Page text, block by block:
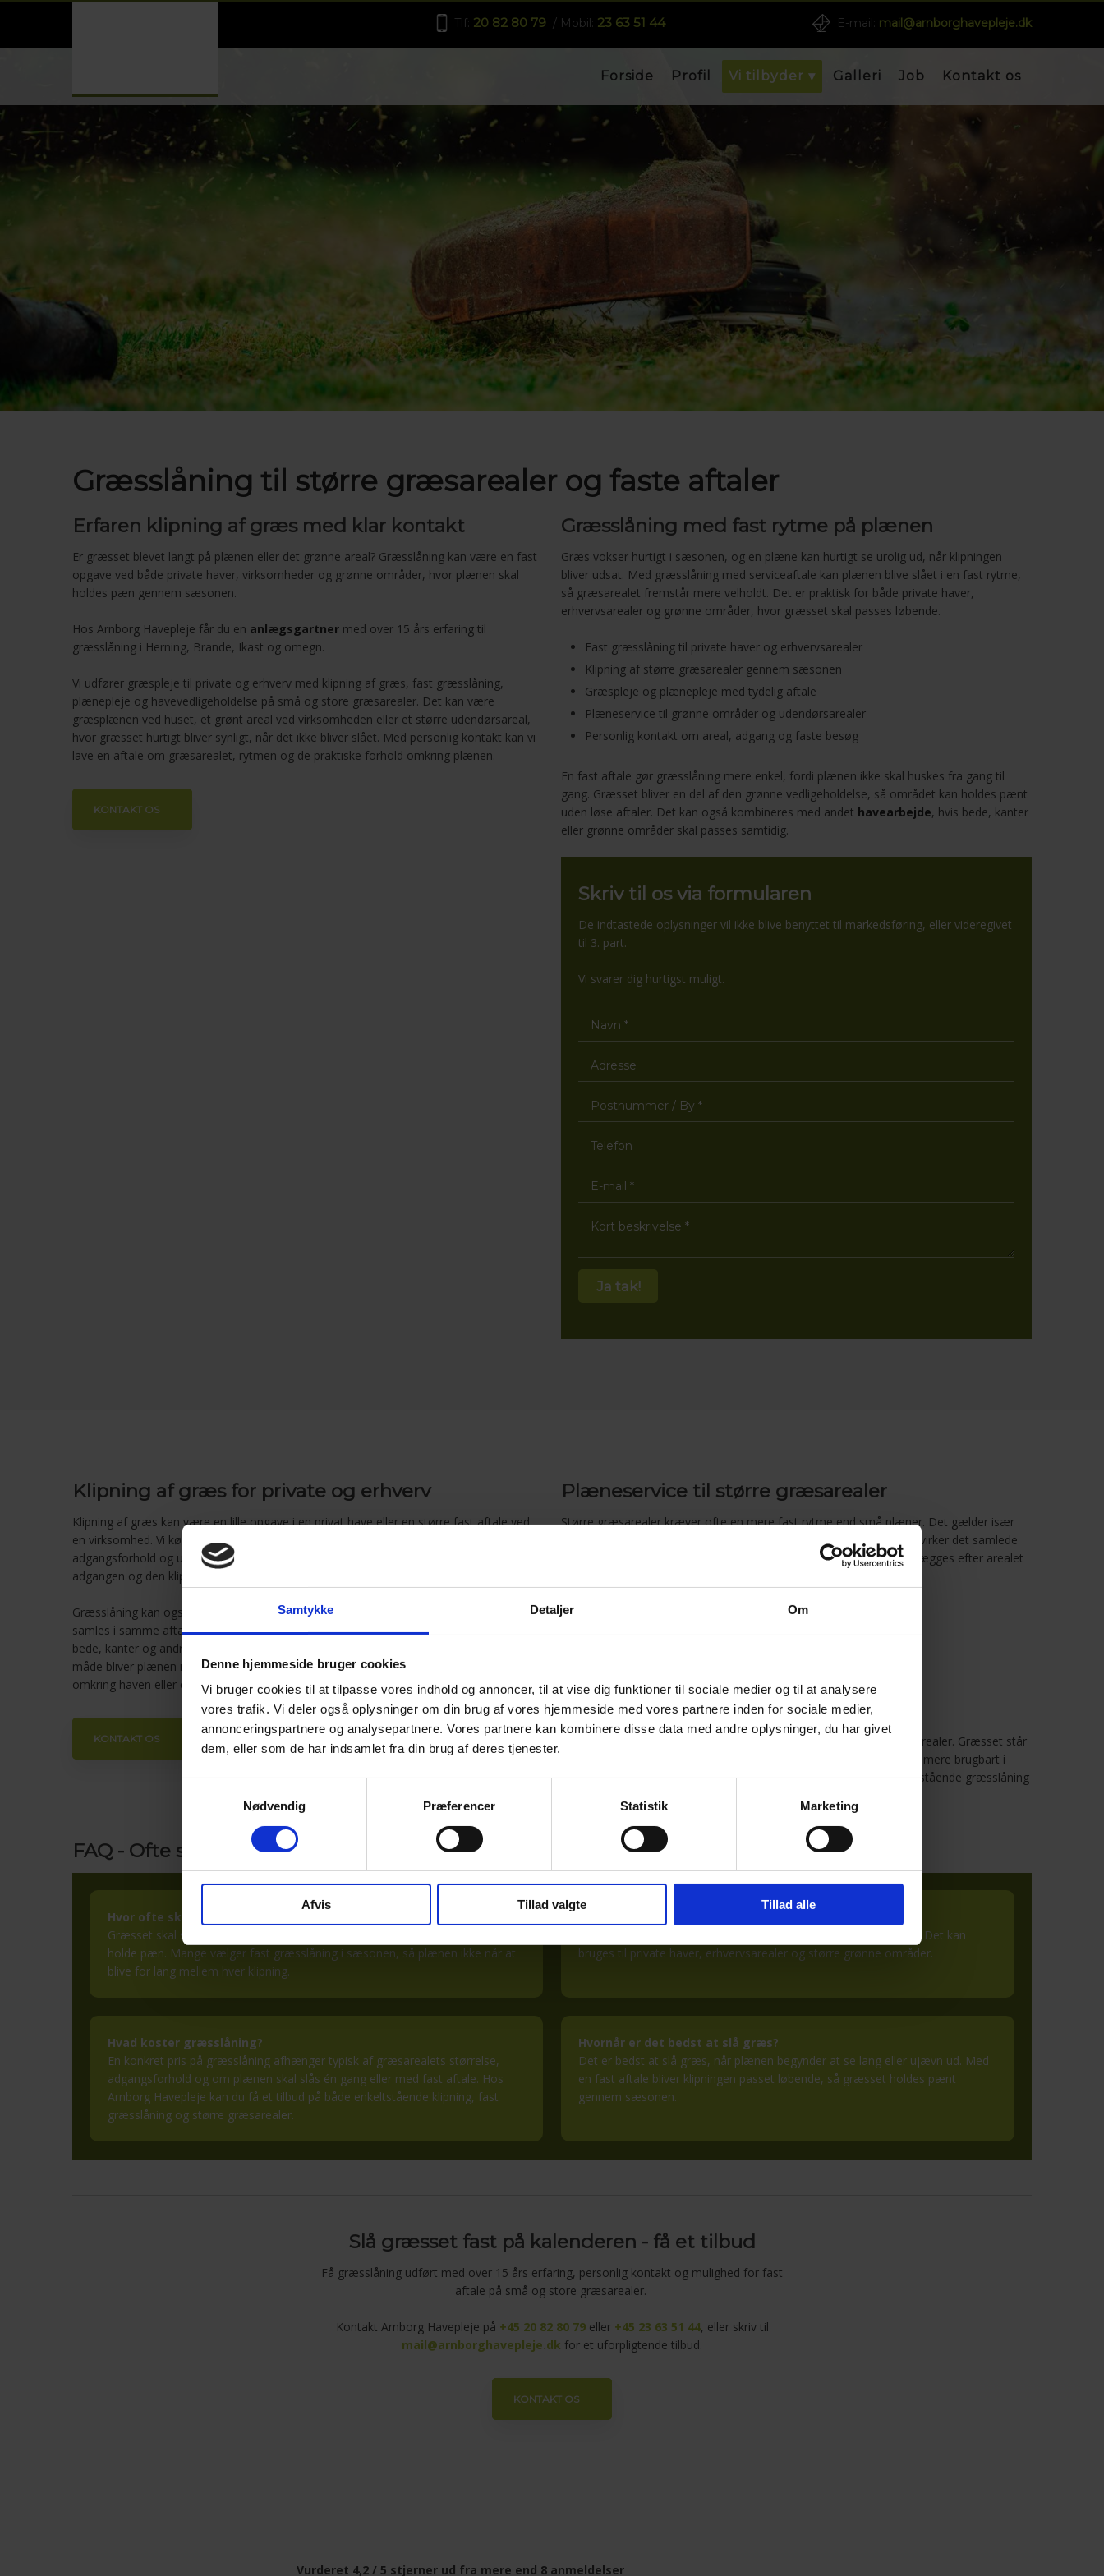
Samtykke Detaljer Om
Denne hjemmeside bruger cookies
Vi bruger cookies til at tilpasse vores indhold og annoncer, til at vise dig funktioner til sociale medier og til at analysere
vores trafik. Vi deler også oplysninger om din brug af vores hjemmeside med vores partnere inden for sociale medier,
annonceringspartnere og analysepartnere. Vores partnere kan kombinere disse data med andre oplysninger, du har givet
dem, eller som de har indsamlet fra din brug af deres tjenester.
Nødvendig
Præferencer Statistik Marketing
Afvis Tillad valgte Tillad alle
Tlf: 20 82 80 79/ Mobil: 23 63 51 44 E-mail: mail@arnborghavepleje.dk
Forside Profil Vi tilbyder ▾ Galleri Job Kontakt os
Græsslåning til større græsarealer og faste aftaler
Erfaren klipning af græs med klar kontakt
Er græsset blevet langt på plænen eller det grønne areal? Græsslåning kan være en fast
opgave ved både private haver, virksomheder og grønne områder, hvor plænen skal
holdes pæn gennem sæsonen.
Hos Arnborg Havepleje får du en anlægsgartnermed over 15 års erfaring til
græsslåning i Herning, Brande, Ikast og omegn.
Vi udfører græspleje til private og erhverv med klipning af græs, fast græsslåning,
plænepleje og havevedligeholdelse på små og store græsarealer. Det kan være
græsplænen ved huset, et grønt areal ved virksomheden eller et større udendørsareal,
hvor græsset hurtigt bliver synligt, når det ikke bliver slået. Med personlig kontakt kan vi
lave en aftale om græsarealet, rytmen og de praktiske forhold omkring plænen.
KONTAKT OS
Græsslåning med fast rytme på plænen
Græs vokser hurtigt i sæsonen, og en plæne kan hurtigt se urolig ud, når klipningen
bliver udsat. Med græsslåning med serviceaftale kan plænen blive slået i en fast rytme,
så græsarealet fremstår mere velholdt. Det er praktisk for både private haver,
erhvervsarealer og grønne områder, hvor græsset skal passes løbende.
​Fast græsslåning til private haver og erhvervsarealer
​Klipning af større græsarealer gennem sæsonen
​Græspleje og plænepleje med tydelig aftale
​Plæneservice til grønne områder og udendørsarealer
​Personlig kontakt om areal, adgang og faste besøg
En fast aftale gør græsslåning mere enkel, fordi plænen ikke skal huskes fra gang til
gang. Græsset bliver en del af den grønne vedligeholdelse, så området kan holdes pænt
uden løse aftaler. Det kan også kombineres med andet havearbejde, hvis bede, kanter
eller grønne områder skal passes samtidig.
Skriv til os via formularen
De indtastede oplysninger vil ikke blive benyttet til markedsføring, eller videregivet
til 3. part​.
Vi svarer dig hurtigst muligt.
Klipning af græs for private og erhverv
Klipning af græs kan være en lille opgave i en privat have eller en større fast aftale ved
en virksomhed. Vi kører ud til mange forskellige typer kunder, hvor græsarealer,
adgangsforhold og udendørsområder varierer. Derfor taler vi med dig om arealet,
adgangen og den klipning, plænen skal have.
Græsslåning kan også indgå som en del af haveservice, hvis flere grønne opgaver skal
samles i samme aftale. Det kan være praktisk efteranlæg af have
bede, kanter og andre udendørsarealer skal holdes pæne gennem sæsonen. På den
måde bliver plænen ikke en enkeltstående opgave, men en fast del af den grønne pleje
omkring haven eller ejendommen.
KONTAKT OS
Plæneservice til større græsarealer
Større græsarealer kræver ofte en mere fast rytme end små plæner. Det gælder især
ved virksomheder, fællesarealer og grunde, hvor græsset hurtigt påvirker det samlede
udtryk. Med en aftale om plæneservice kan klipningen af græs planlægges efter arealet
​Grønne områder ved virksomheder
​Græsslåning som del af grøn vedligeholdelse
En velholdt plæne gør en tydelig forskel på både haver og erhvervsarealer. Græsset står
skarpere, ganglinjer og kanter bliver lettere at se, og området virker mere brugbart i
hverdagen. Med over 15 års erfaring kan vi hjælpe med både enkeltstående græsslåning
FAQ - Ofte stillede spørgsmål om græsslåning
Hvor ofte skal græsset slås?
Græsset skal slås, når plænen begynder at blive lang, ujævn eller svær at
holde pæn. Mange vælger fast græsslåning i sæsonen, så plænen ikke når at
blive for lang mellem hver klipning.
Hvad koster græsslåning?
En konkret pris på græsslåning afhænger typisk af græsarealets størrelse,
adgangsforhold og om plænen skal slås én gang eller med fast aftale. Hos
Arnborg Havepleje kan du få et tilbud på både enkeltstående klipning, fast
græsslåning og større græsarealer.
Ja, vi tilbyder fast græsslåning og græsslåning med serviceaftale. Det kan
bruges til private haver, erhvervsarealer og større grønne områder.
Hvornår er det bedst at slå græs?
Det er bedst at slå græs, når plænen begynder at se lang eller ujævn ud. Med
en fast aftale bliver klipningen passet løbende, så græsset holdes pænt
gennem sæsonen.
Slå græsset fast på kalenderen - få et tilbud
Få græsslåning udført med over 15 års erfaring, personlig kontakt og mulighed for fast
aftale på små og store græsarealer.
Kontakt Arnborg Havepleje på +45 20 82 80 79eller +45 23 63 51 44, eller skriv til
mail@arnborghavepleje.dk for et uforpligtende tilbud.
KONTAKT OS
Vurderet 4,2 / 5 stjerner ud fra mere end 8 anmeldelser​